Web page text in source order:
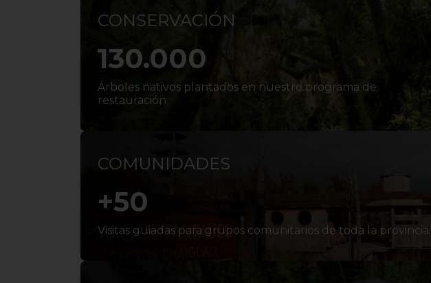
CONSERVACIÓN
130.000
Árboles nativos plantados en nuestro programa de
restauración
COMUNIDADES
+50
Visitas guiadas para grupos comunitarios de toda la provincia.